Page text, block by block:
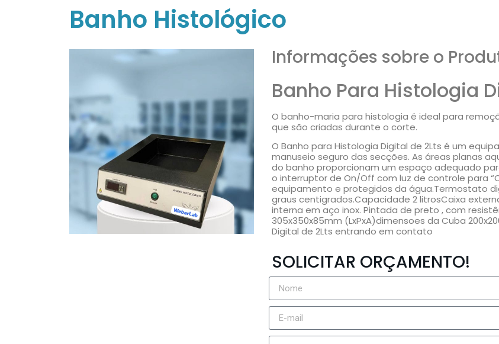
Banho Histológico
Informações sobre o
Banho Para Histologia
O banho-maria para histologia é ideal para
que são criadas durante o corte.
O Banho para Histologia Digital de 2Lts é um
manuseio seguro das secções. As áreas planas
do banho proporcionam um espaço adequado
o interruptor de On/Off com luz de controle para
equipamento e protegidos da água.Termostato
graus centigrados.Capacidade 2 litrosCaixa
interna em aço inox. Pintada de preto , com
305x350x85mm (LxPxA)dimensoes da Cuba
Digital de 2Lts entrando em contato
SOLICITAR ORÇAMENTO!